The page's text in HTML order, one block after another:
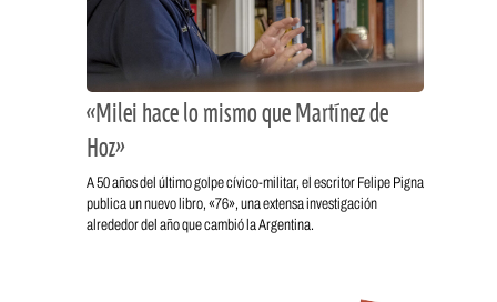
«Milei hace lo mismo que Martínez de
Hoz»
A 50 años del último golpe cívico-militar, el escritor Felipe Pigna
publica un nuevo libro, «76», una extensa investigación
alrededor del año que cambió la Argentina.